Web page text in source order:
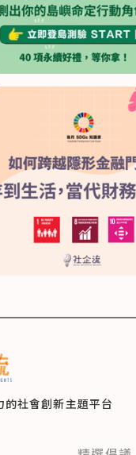
的社會創新主題平台